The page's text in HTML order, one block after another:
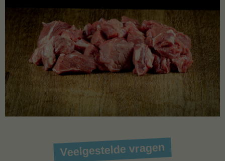
Veelgestelde vragen